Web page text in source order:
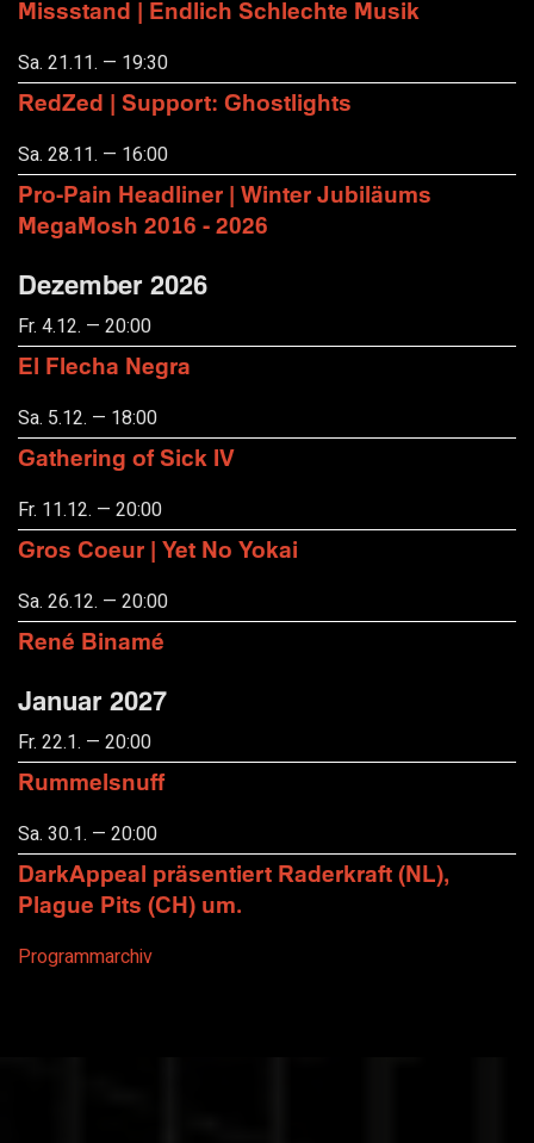
Missstand | Endlich Schlechte Musik
Sa. 21.11. — 19:30
RedZed | Support: Ghostlights
Sa. 28.11. — 16:00
Pro-Pain Headliner | Winter Jubiläums
MegaMosh 2016 - 2026
Dezember 2026
Fr. 4.12. — 20:00
El Flecha Negra
Sa. 5.12. — 18:00
Gathering of Sick IV
Fr. 11.12. — 20:00
Gros Coeur | Yet No Yokai
Sa. 26.12. — 20:00
René Binamé
Januar 2027
Fr. 22.1. — 20:00
Rummelsnuff
Sa. 30.1. — 20:00
DarkAppeal präsentiert Raderkraft (NL),
Plague Pits (CH) um.
Programmarchiv